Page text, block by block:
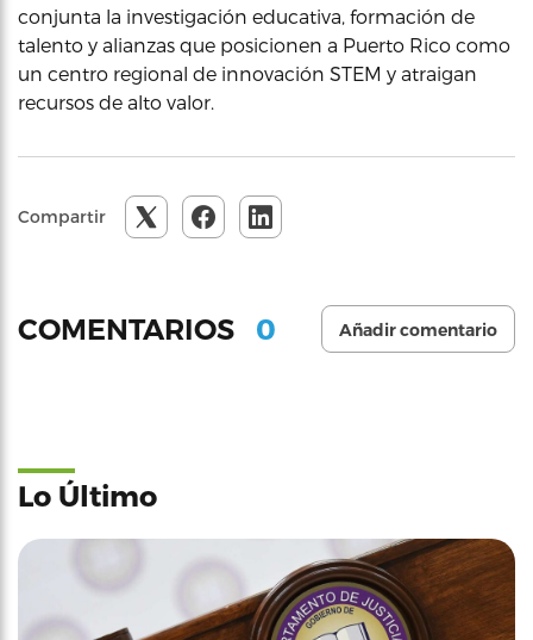
conjunta la investigación educativa, formación de
talento y alianzas que posicionen a Puerto Rico como
un centro regional de innovación STEM y atraigan
recursos de alto valor.
Compartir
COMENTARIOS 0 Añadir comentario
Lo Último